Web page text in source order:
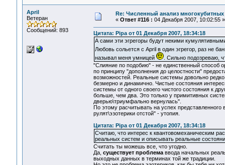
April
Ветеран
Сообщений: 893
Re: Численный анализ многокубитных
« Ответ #116 : 04 Декабря 2007, 10:02:55 »
Цитата: Pipa от 01 Декабря 2007, 18:34:18
А сами эти эгрегоры будут некими
Любовь сольется с April в один эгрегор, раз не
называл меня умницей
. Сильно подозреваю,
"Слияние по подобию" - не единственный способ
по принципу "дополнения до целостности"
возможностей. Реальные системы довольно
безмерно и динамично. Чистые состояния
системы от одного своего чистого состояния к
больше, чем два. Это только у примитивных
дверью\триумфально вернулась".
По этому расчитывать на успех
рулят\эзотерики отстой" - утопия.
Цитата: Pipa от 01 Декабря 2007, 18:34:18
Считаю, что интерес к квантовомеханическим
реальных систем и описывать реальные
Считать ты можешь все, что угодно.
Да, существует проблема ввода начальных
выходных данных в терминах той же традиции.